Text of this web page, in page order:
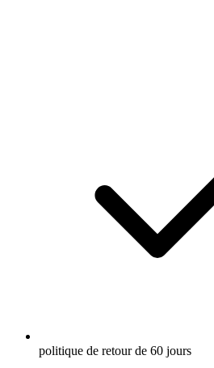
politique de retour de 60 jours